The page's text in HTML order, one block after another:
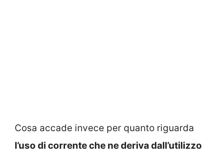
Cosa accade invece per quanto riguarda
l’uso di corrente che ne deriva dall’utilizzo